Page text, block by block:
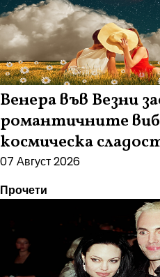
Венера във Везни
романтичните
космическа
07 Август 2026
Прочети